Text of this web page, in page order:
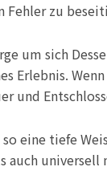
zu
um sich
Erlebnis.
und
eine tiefe